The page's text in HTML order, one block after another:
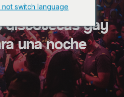
discotecas gay
una noche
switch language